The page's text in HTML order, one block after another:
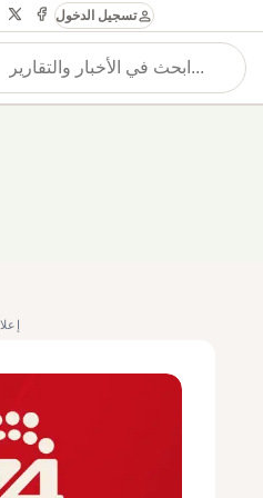
personتسجيل الدخول
بحث